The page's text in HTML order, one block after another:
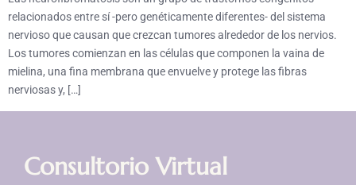
relacionados entre sí -pero genéticamente diferentes- del sistema
nervioso que causan que crezcan tumores alrededor de los nervios.
Los tumores comienzan en las células que componen la vaina de
mielina, una fina membrana que envuelve y protege las fibras
nerviosas y, […]
Consultorio Virtual